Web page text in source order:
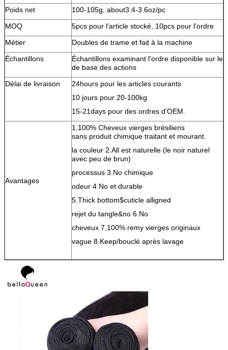
Poids net
100-105g, about3.4-3.6oz/pc
MOQ
5pcs pour l'article stocké, 10pcs pour l'ordre
Métier
Doubles de trame et fait à la machine
Échantillons
Échantillons examinant l'ordre disponible sur le
de base des actions
Délai de livraison
24hours pour les articles courants
10 jours pour 20-100kg
15-21days pour des ordres d'OEM.
Avantages
1,100% Cheveux vierges brésiliens
sans produit chimique traitant et mourant.
la couleur 2.All est naturelle (le noir naturel
avec peu de brun)
processus 3.No chimique
odeur 4.No et durable
5.Thick bottom$cuticle alligned
rejet du tangle&no 6.No
cheveux 7,100% remy vierges originaux
vague 8.Keep/bouclé après lavage